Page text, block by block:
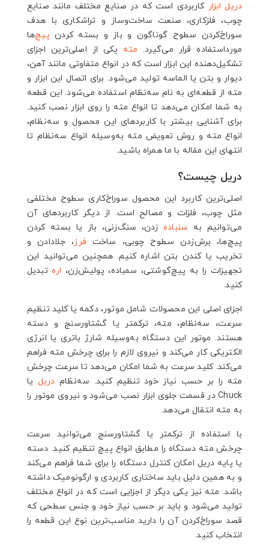
2.11. مته خزینه
2.12. مته دریل سه نظام
2.13. سه‌نظام آچاری
2.14. سه‌نظام اتوماتیک
2.15. نحوه تعویض مته دریل با انواع سه نظام
2.15.1. سخن پایانی
دریل ابزار کاربردی است که در صنایع مختلف مانند صنایع
چوب، فلزکاری، صنعت ساخت‌وساز و تراشکاری با هدف
سوراخ‌کردن سطوح گوناگون و باز و بسته کردن پیچ‌ها
مورداستفاده قرار می‌گیرد. مته یکی از اصلی‌ترین اجزای
تشکیل‌دهنده این ابزار است که در انواع متفاوتی مانند آهن،
دیوار و بتن یا الماسه تولید می‌شود. برای اتصال این ابزار و
مته از قطعه‌ای به نام سه‌نظام استفاده می‌شود. این قطعه
به شما امکان می‌دهد تا انواع مته را روی ابزار نصب کنید.
برای آشنایی بیشتر با کاربردهای این محصول و سه‌نظام،
انواع مته و روش تعویض مته به‌وسیله انواع سه‌نظام تا
انتهای این مقاله با ما همراه باشید.
دریل چیست؟
اصلی‌ترین کاربرد این محصول سوراخ‌کاری سطوح مختلفی
مثل چوب، فلزات و مصالح است. از دیگر کاربردهای آن
می‌توانیم به سنبادهزدن، سنگ‌زنی، باز یا بسته کردن
پیچ‌ها، برش‌زدن سطوح چوبی، ساخت فرز، جلادادن و
تخریب یا کندن بتن اشاره کنیم. همچنین می‌توانید این
تجهیزات را به پیچ‌گوشتی، سمباده، پولیش‌زن، ارهتبدیل
کنید.
اجزای اصلی این محصولات شامل موتور، دکمه یا کلید تنظیم
سرعت، سه‌نظام، مته، ترکمتر یا گشتاورسنج و دسته
هستند. موتور این دستگاه به‌وسیله شارژ باتری یا انرژی
الکتریکی کار می‌کند و نیروی لازم را برای چرخش مته فراهم
می‌کند. کلید سرعت به شما امکان می‌دهد تا سرعت چرخش
مته را بر حسب نیاز خود تنظیم کنید. سه‌نظام دریل یا
Chuck در قسمت جلوی ابزار نصب می‌شود و نیروی موتور را
به مته انتقال می‌دهد.
با استفاده از ترکمتر یا گشتاورسنج می‌توانید سرعت
چرخش مته دستگاه را مطابق انواع پیچ تنظیم کنید. دسته
یا پایه دریل امکان کنترل دستگاه را برای شما فراهم می‌کند
و به همین دلیل باید ساختاری کاربردی و ارگونومیک داشته
باشد. مته نیز یکی دیگر از اجزایی است که در انواع مختلف
تولید می‌شود و باید بر حسب نیاز خود و جنس سطحی که
قصد سوراخ‌کردن آن را دارید مناسب‌ترین نوع این قطعه را
انتخاب کنید.